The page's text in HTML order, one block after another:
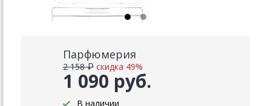
Парфюмерия
1 090 руб.
2 158 ₽ скидка 49%
В наличии